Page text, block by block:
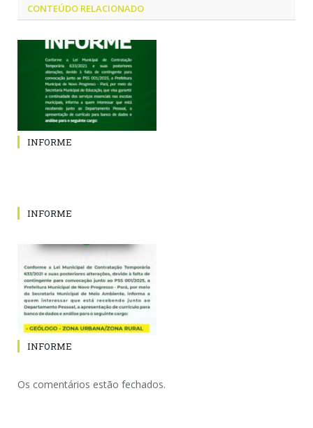
CONTEÚDO RELACIONADO
INFORME
INFORME
INFORME
Os comentários estão fechados.